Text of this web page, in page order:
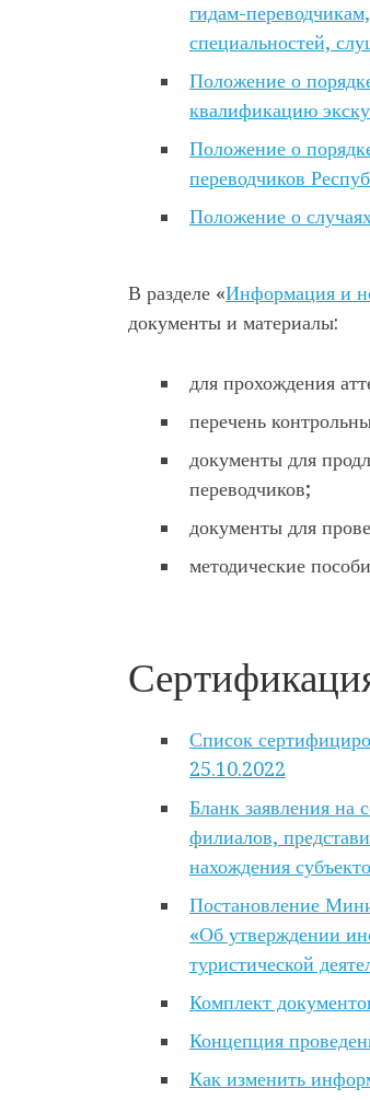
гидам-
специальностей,
Положение о
квалификацию
Положение о
переводчиков
Положение о
В разделе «Информация и
документы и материалы:
для прохождения
перечень
документы для
переводчиков;
документы для
методические
Список
25.10.2022
Бланк заявления на
филиалов,
нахождения
Постановление
«Об утверждении
туристической
Комплект
Концепция
Как изменить